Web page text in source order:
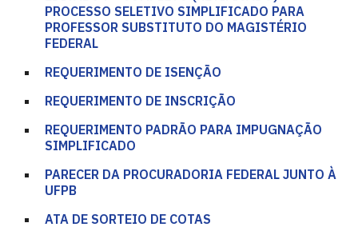
PROCESSO SELETIVO SIMPLIFICADO PARA
PROFESSOR SUBSTITUTO DO MAGISTÉRIO
FEDERAL
REQUERIMENTO DE ISENÇÃO
REQUERIMENTO DE INSCRIÇÃO
REQUERIMENTO PADRÃO PARA IMPUGNAÇÃO
SIMPLIFICADO
PARECER DA PROCURADORIA FEDERAL JUNTO À
UFPB
ATA DE SORTEIO DE COTAS